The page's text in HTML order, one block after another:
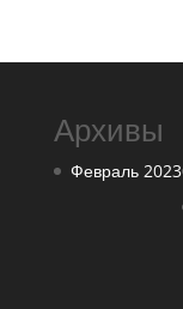
Архивы
Февраль 2023